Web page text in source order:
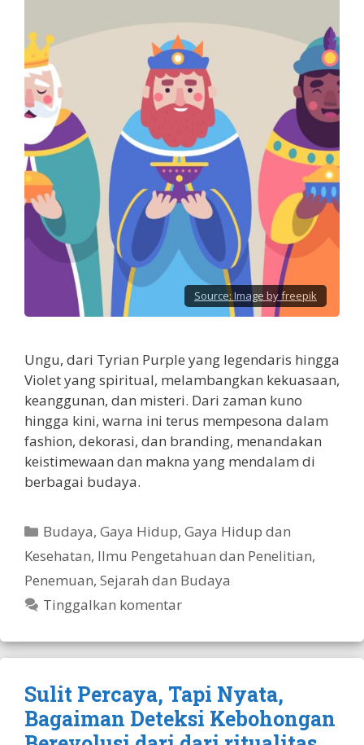
Source:Image by freepik
Ungu, dari Tyrian Purple yang legendaris hingga
Violet yang spiritual, melambangkan kekuasaan,
keanggunan, dan misteri. Dari zaman kuno
hingga kini, warna ini terus mempesona dalam
fashion, dekorasi, dan branding, menandakan
keistimewaan dan makna yang mendalam di
berbagai budaya.
Kategori
Budaya,Gaya Hidup,Gaya Hidup dan
Kesehatan, Ilmu Pengetahuan dan Penelitian,
Penemuan, Sejarah dan Budaya
Tinggalkan komentar
Sulit Percaya, Tapi Nyata,
Bagaiman Deteksi Kebohongan